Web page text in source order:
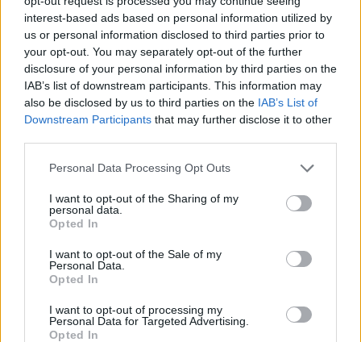
interest-based ads based on personal information utilized by
us or personal information disclosed to third parties prior to
your opt-out. You may separately opt-out of the further
disclosure of your personal information by third parties on the
IAB’s list of downstream participants. This information may
also be disclosed by us to third parties on the IAB’s List of
Downstream Participants that may further disclose it to other
Personal Data Processing Opt Outs
I want to opt-out of the Sharing of my
personal data.
Opted In
I want to opt-out of the Sale of my
Personal Data.
Opted In
I want to opt-out of processing my
Personal Data for Targeted Advertising.
Opted In